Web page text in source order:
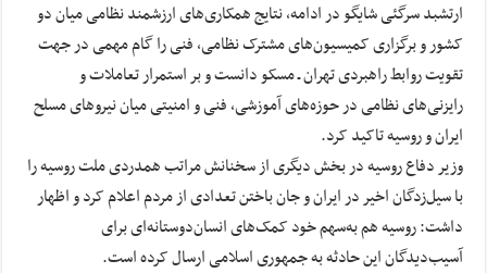
ارتشبد سرگئی شایگو در ادامه، نتایج همکاری‌های ارزشمند نظامی میان دو
کشور و برگزاری کمیسیون‌های مشترک نظامی، فنی را گام مهمی در جهت
تقویت روابط راهبردی تهران ـ مسکو دانست و بر استمرار تعاملات و
رایزنی‌های نظامی در حوزه‌های آموزشی، فنی و امنیتی میان نیروهای مسلح
ایران و روسیه تاکید کرد.
وزیر دفاع روسیه در بخش دیگری از سخنانش مراتب همدردی ملت روسیه ‌را
با سیل‌زدگان اخیر در ایران و ‌جان باختن تعدادی از مردم اعلام کرد و اظهار
داشت: ‌روسیه هم به‌سهم خود کمک‌های انسان‌دوستانه‌ای برای
آسیب‌دیدگان این حادثه به جمهوری اسلامی ارسال کرده است.